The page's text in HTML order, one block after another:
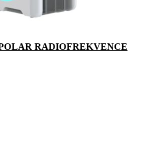
RADIOFREKVENCE